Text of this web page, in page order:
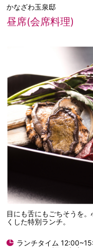
かなざわ玉泉邸
昼席(会席料理)
目にも舌にもごちそうを
くした特別ランチ。
ランチタイム